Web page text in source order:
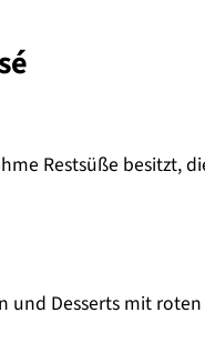
Restsüße besitzt,
und Desserts mit